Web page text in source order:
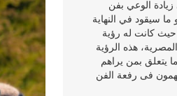
زيادة الوعي بفن
ما سيقود في النهاية
حيث كانت له رؤية
هذه الرؤية
يتعلق بمن يراهم
فى رفعة الفن